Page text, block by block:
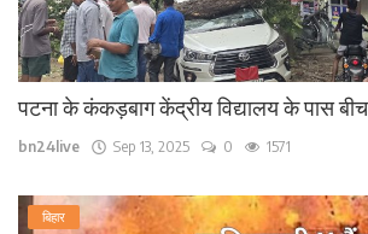
पटना के कंकड़बाग केंद्रीय विद्यालय के पास
bn24live Sep 13, 2025 0 1571
बिहार